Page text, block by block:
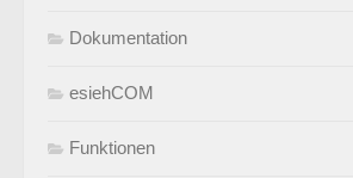
Dokumentation
esiehCOM
Funktionen